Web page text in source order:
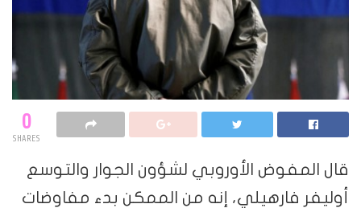
0
SHARES
قال المفوض الأوروبي لشؤون الجوار والتوسع
أوليفر فارهيلي، إنه من الممكن بدء مفاوضات